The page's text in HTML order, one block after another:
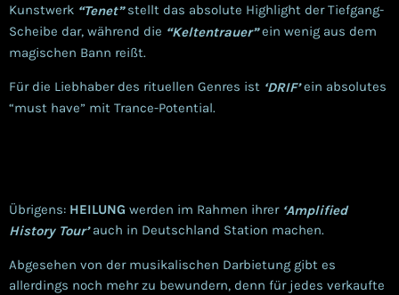
Kunstwerk “Tenet”stellt das absolute Highlight der Tiefgang-
Scheibe dar, während die “Keltentrauer”ein wenig aus dem
magischen Bann reißt.
Für die Liebhaber des rituellen Genres ist ‘DRIF’ein absolutes
“must have” mit Trance-Potential.
Übrigens: HEILUNG werden im Rahmen ihrer ‘Amplified
History Tour’ auch in Deutschland Station machen.
Abgesehen von der musikalischen Darbietung gibt es
allerdings noch mehr zu bewundern, denn für jedes verkaufte